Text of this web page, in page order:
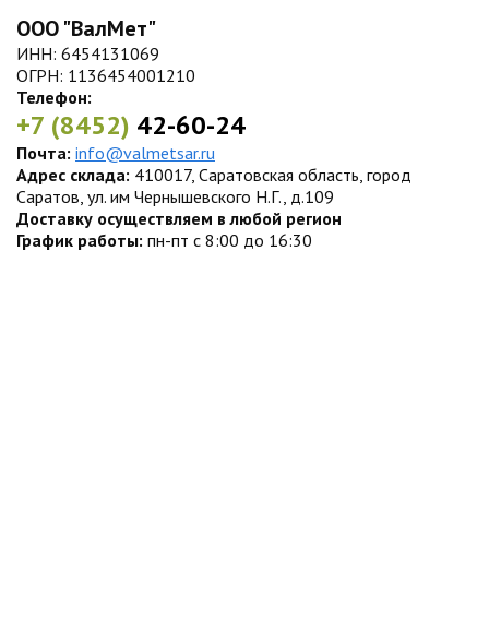
ООО "ВалМет"
ИНН: 6454131069
ОГРН: 1136454001210
Телефон:
+7 (8452) 42-60-24
Почта: info@valmetsar.ru
Адрес склада: 410017, Саратовская область, город
Саратов, ул. им Чернышевского Н.Г., д.109
Доставку осуществляем в любой регион
График работы: пн-пт с 8:00 до 16:30